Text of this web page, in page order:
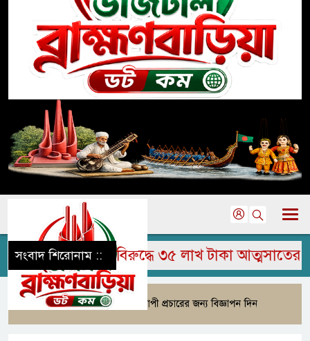
সংবাদ শিরোনাম ::
চেয়ারম্যানের বিরুদ্ধে ৩৫ লাখ টাকা আত্মসাতের